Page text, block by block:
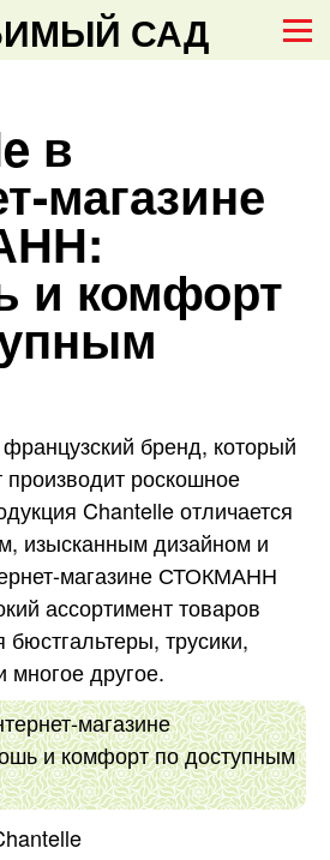
САД
в
магазине
и комфорт
бренд, который
роскошное
Chantelle отличается
изысканным дизайном и
магазине СТОКМАНН
ассортимент товаров
трусики,
другое.